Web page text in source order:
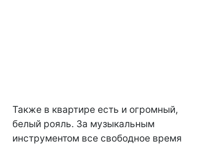
Также в квартире есть и огромный,
белый рояль. За музыкальным
инструментом все свободное время